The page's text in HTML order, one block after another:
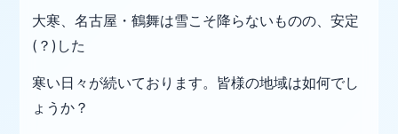
大寒、名古屋・鶴舞は雪こそ降らないものの、安定
(？)した
寒い日々が続いております。皆様の地域は如何でし
ょうか？